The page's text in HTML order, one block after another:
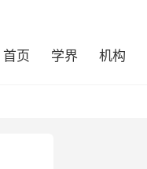
首页 学界 机构